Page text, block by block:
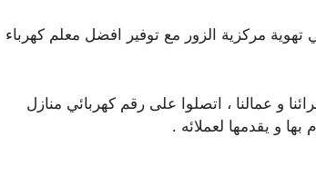
تهوية مركزية الزور مع توفير افضل معلم كهرباء
و عمالنا ، اتصلوا على رقم كهربائي منازل
و يقدمها لعملائه .